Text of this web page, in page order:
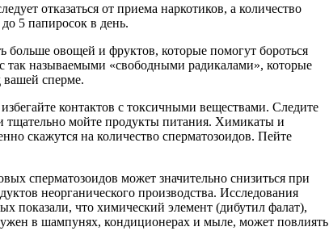
отказаться от приема наркотиков, а количество
5 папиросок в день.
больше овощей и фруктов, которые помогут бороться
так называемыми «свободными радикалами», которые
вашей сперме.
контактов с токсичными веществами. Следите
тщательно мойте продукты питания. Химикаты и
скажутся на количество сперматозоидов. Пейте
сперматозоидов может значительно снизиться при
неорганического производства. Исследования
показали, что химический элемент (дибутил фалат),
в шампунях, кондиционерах и мыле, может повлиять